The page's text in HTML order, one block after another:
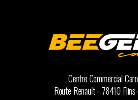
Centre Commercial
Route Renault - 78410